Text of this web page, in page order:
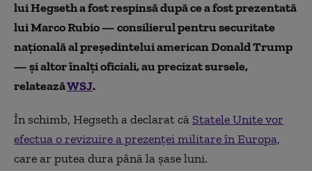
lui Hegseth a fost respinsă după ce a fost prezentată
lui Marco Rubio — consilierul pentru securitate
națională al președintelui american Donald Trump
— și altor înalți oficiali, au precizat sursele,
relateazăWSJ.
În schimb, Hegseth a declarat că Statele Unite vor
efectua o revizuire a prezenței militare în Europa,
care ar putea dura până la șase luni.